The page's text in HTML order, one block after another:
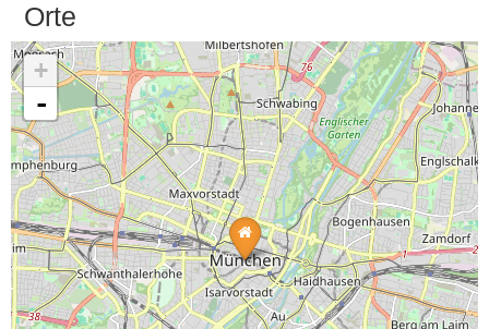
Orte
+
-